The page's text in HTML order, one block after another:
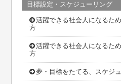
目標設定・スケジューリング
活躍できる社会人になるた
方
活躍できる社会人になるた
方
夢・目標をたてる、スケジ